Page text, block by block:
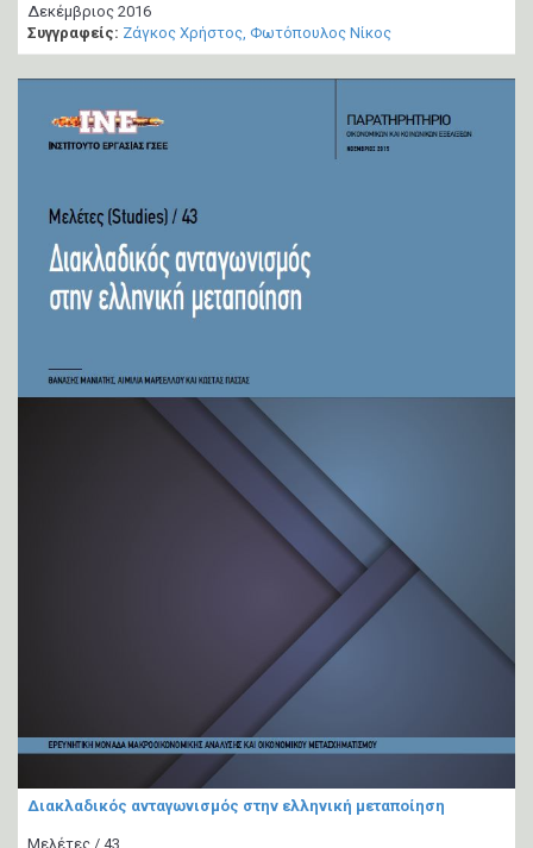
Δεκέμβριος 2016
Συγγραφείς: Ζάγκος Χρήστος Φωτόπουλος Νίκος
Διακλαδικός ανταγωνισμός στην ελληνική μεταποίηση
Μελέτες / 43